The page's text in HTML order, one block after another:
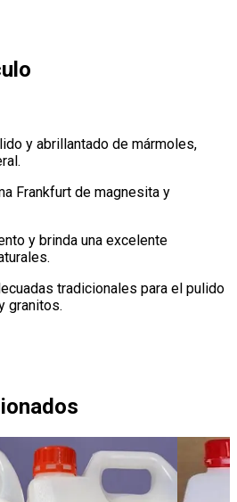
y abrillantado de mármoles,
.
Frankfurt de magnesita y
y brinda una excelente
.
tradicionales para el pulido
granitos.